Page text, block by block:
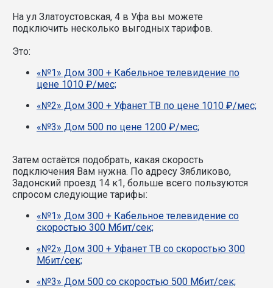
На ул Златоустовская, 4 в Уфа вы можете
подключить несколько выгодных тарифов.
Это:
«№1» Дом 300 + Кабельное телевидение по
цене 1010 ₽/мес;
«№2» Дом 300 + Уфанет ТВ по цене 1010 ₽/мес;
«№3» Дом 500 по цене 1200 ₽/мес;
Затем остаётся подобрать, какая скорость
подключения Вам нужна. По адресу Зябликово,
Задонский проезд 14 к1, больше всего пользуются
спросом следующие тарифы:
«№1» Дом 300 + Кабельное телевидение со
скоростью 300 Мбит/сек;
«№2» Дом 300 + Уфанет ТВ со скоростью 300
Мбит/сек;
«№3» Дом 500 со скоростью 500 Мбит/сек;